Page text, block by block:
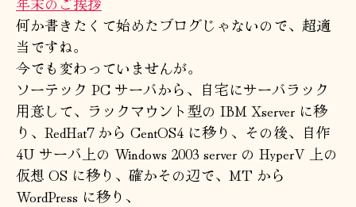
何か書きたくて始めたブログじゃないので、超適
当ですね。
今でも変わっていませんが。
ソーテック PC サーバから、自宅にサーバラック
用意して、ラックマウント型の IBM Xserver に移
り、RedHat7 から CentOS4 に移り、その後、自作
4U サーバ上の Windows 2003 server の HyperV 上の
仮想 OS に移り、確かその辺で、MT から
WordPress に移り、